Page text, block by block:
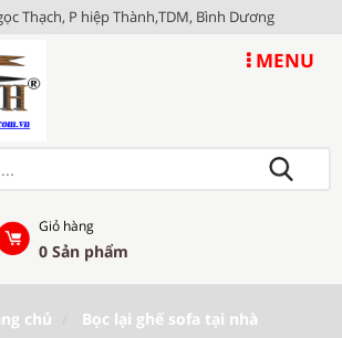
Thạch, P hiệp Thành,TDM, Bình Dương
MENU
Giỏ hàng
0 Sản phẩm
chủ Bọc lại ghế sofa tại nhà